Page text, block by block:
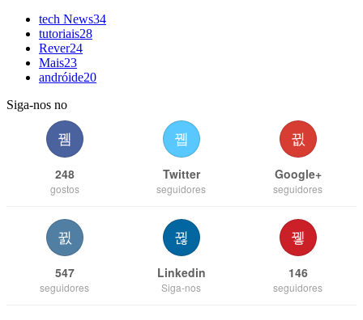
tech News34
tutoriais28
Rever24
Mais23
andróide20
Siga-nos no
248
gostos
Twitter
seguidores
Google+
seguidores
547
seguidores
Linkedin
Siga-nos
146
seguidores